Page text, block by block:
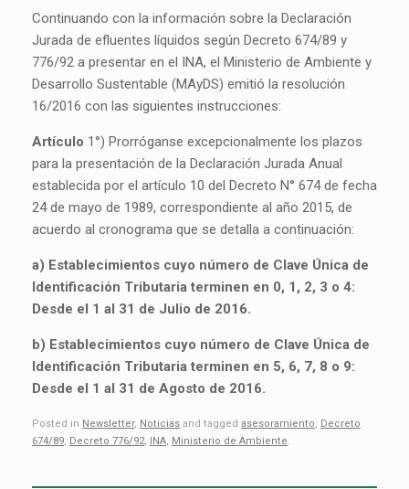
Continuando con la información sobre la Declaración
Jurada de efluentes líquidos según Decreto 674/89 y
776/92 a presentar en el INA, el Ministerio de Ambiente y
Desarrollo Sustentable (MAyDS) emitió la resolución
16/2016 con las siguientes instrucciones:
Artículo 1°) Prorróganse excepcionalmente los plazos
para la presentación de la Declaración Jurada Anual
establecida por el artículo 10 del Decreto N° 674 de fecha
24 de mayo de 1989, correspondiente al año 2015, de
acuerdo al cronograma que se detalla a continuación:
a) Establecimientos cuyo número de Clave Única de
Identificación Tributaria terminen en 0, 1, 2, 3 o 4:
Desde el 1 al 31 de Julio de 2016.
b) Establecimientos cuyo número de Clave Única de
Identificación Tributaria terminen en 5, 6, 7, 8 o 9:
Desde el 1 al 31 de Agosto de 2016.
Posted in Newsletter, Noticias and tagged asesoramiento
Decreto
674/89 Decreto 776/92 INA Ministerio de Ambiente